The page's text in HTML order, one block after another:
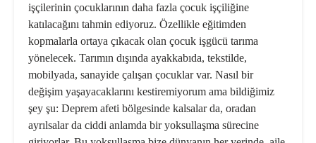
işçilerinin çocuklarının daha fazla çocuk işçiliğine
katılacağını tahmin ediyoruz. Özellikle eğitimden
kopmalarla ortaya çıkacak olan çocuk işgücü tarıma
yönelecek. Tarımın dışında ayakkabıda, tekstilde,
mobilyada, sanayide çalışan çocuklar var. Nasıl bir
değişim yaşayacaklarını kestiremiyorum ama bildiğimiz
şey şu: Deprem afeti bölgesinde kalsalar da, oradan
ayrılsalar da ciddi anlamda bir yoksullaşma sürecine